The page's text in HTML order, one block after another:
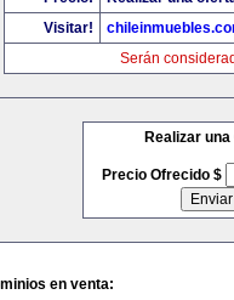
Visitar!
Serán
Realizar
Precio Ofrecido $
en venta: